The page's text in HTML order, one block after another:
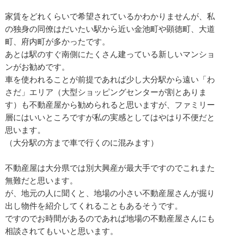
家賃をどれくらいで希望されているかわかりませんが、私
の独身の同僚はだいたい駅から近い金池町や顕徳町、大道
町、府内町が多かったです。
あとは駅のすぐ南側にたくさん建っている新しいマンショ
ンがお勧めです。
車を使われることが前提であれば少し大分駅から遠い「わ
さだ」エリア（大型ショッピングセンターが割とありま
す）も不動産屋から勧められると思いますが、ファミリー
層にはいいところですが私の実感としてはやはり不便だと
思います。
（大分駅の方まで車で行くのに混みます）
不動産屋は大分県では別大興産が最大手ですのでこれまた
無難だと思います。
が、地元の人に聞くと、地場の小さい不動産屋さんが掘り
出し物件を紹介してくれることもあるそうです。
ですのでお時間があるのであれば地場の不動産屋さんにも
相談されてもいいと思います。